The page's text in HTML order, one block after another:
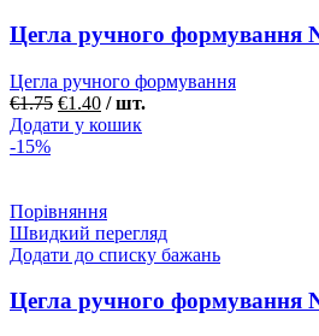
Цегла ручного формування
Цегла ручного формування
€1.75 €1.40 / шт.
Додати у кошик
-15%
Порівняння
Швидкий перегляд
Додати до списку бажань
Цегла ручного формування